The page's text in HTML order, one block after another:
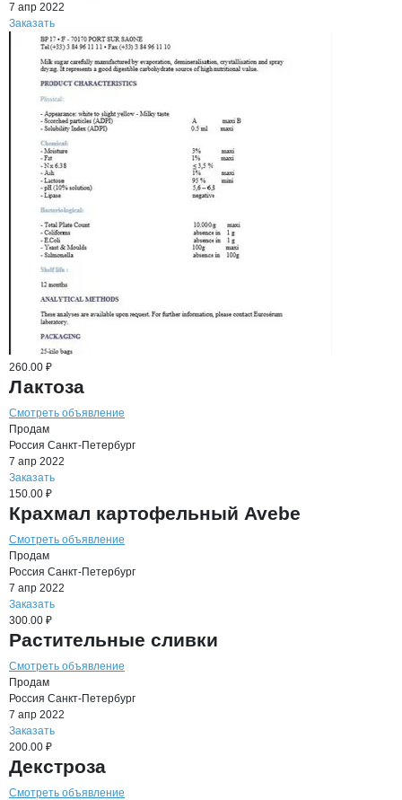
7 апр 2022
Заказать
260.00 ₽
Лактоза
Смотреть объявление
Продам
Россия Санкт-Петербург
7 апр 2022
Заказать
150.00 ₽
Крахмал картофельный Avebe
Смотреть объявление
Продам
Россия Санкт-Петербург
7 апр 2022
Заказать
300.00 ₽
Растительные сливки
Смотреть объявление
Продам
Россия Санкт-Петербург
7 апр 2022
Заказать
200.00 ₽
Декстроза
Смотреть объявление